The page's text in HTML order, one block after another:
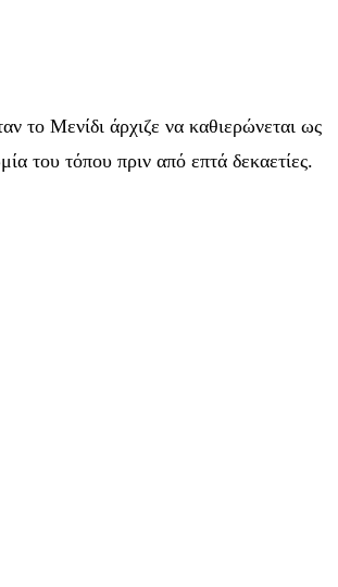
το Μενίδι άρχιζε να καθιερώνεται ως
του τόπου πριν από επτά δεκαετίες.